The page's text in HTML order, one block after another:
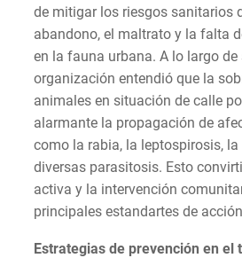
de mitigar los riesgos sanitarios
abandono, el maltrato y la falta
en la fauna urbana. A lo largo de
organización entendió que la
animales en situación de calle
alarmante la propagación de
como la rabia, la leptospirosis,
diversas parasitosis. Esto
activa y la intervención
principales estandartes de
Estrategias de prevención en el